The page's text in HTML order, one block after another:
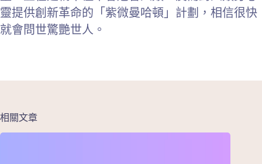
靈提供創新革命的「紫微曼哈頓」計劃，相信很快
就會問世驚艷世人。
相關文章